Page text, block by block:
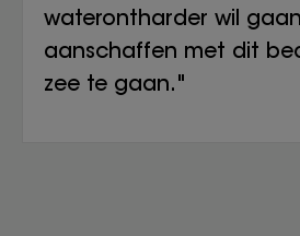
waterontharder wil gaan
aanschaffen met dit
zee te gaan."